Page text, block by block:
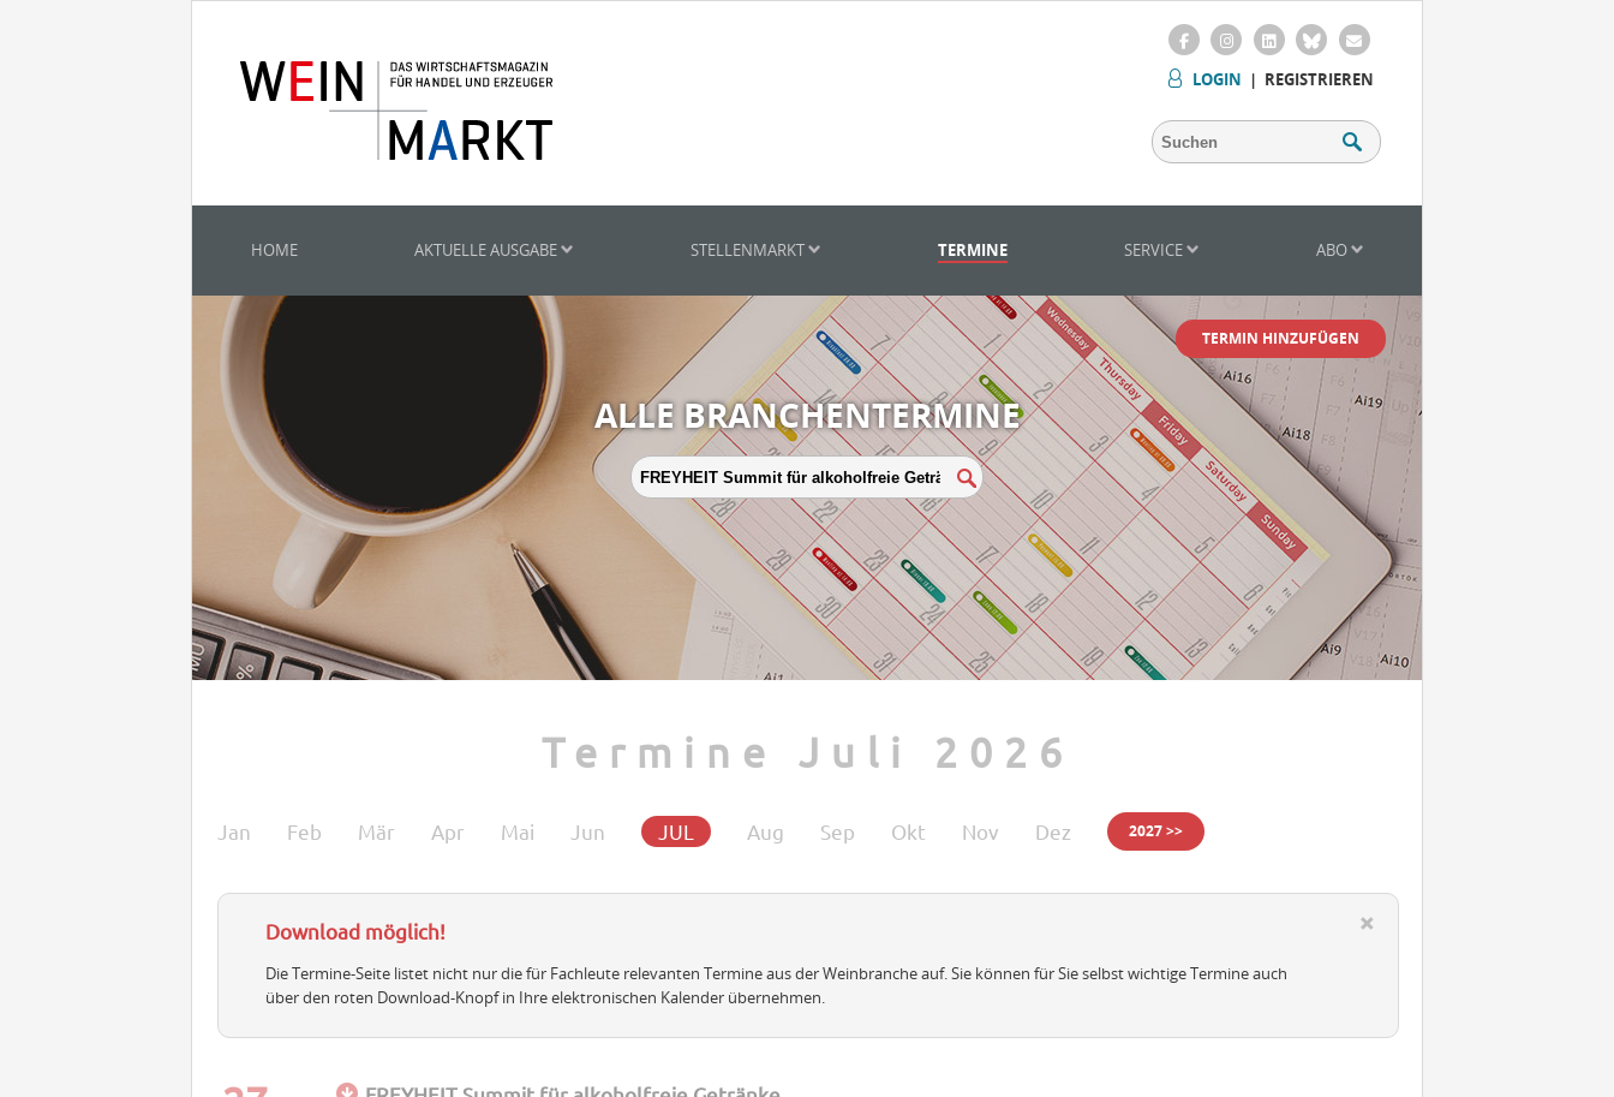
LOGIN | REGISTRIEREN
HOME AKTUELLE AUSGABE STELLENMARKT TERMINE SERVICE ABO
TERMIN HINZUFÜGEN
ALLE BRANCHENTERMINE
Termine Juli 2026
Jan Feb Mär Apr Mai Jun JUL Aug Sep Okt Nov Dez 2027 >>
Download möglich!
Die Termine-Seite listet nicht nur die für Fachleute relevanten Termine aus der Weinbranche auf. Sie können für Sie selbst wichtige Termine auch
über den roten Download-Knopf in Ihre elektronischen Kalender übernehmen.